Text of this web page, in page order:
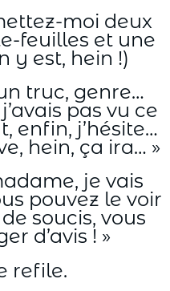
moi deux
feuilles et une
y est, hein !)
truc, genre…
pas vu ce
enfin, j’hésite…
hein, ça ira… »
je vais
pouvez le voir
soucis, vous
d’avis ! »
refile.